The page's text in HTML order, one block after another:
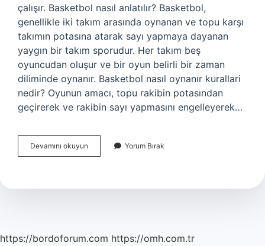
çalışır. Basketbol nasıl anlatılır? Basketbol, ​​
genellikle iki takım arasında oynanan ve topu karşı
takımın potasına atarak sayı yapmaya dayanan
yaygın bir takım sporudur. Her takım beş
oyuncudan oluşur ve bir oyun belirli bir zaman
diliminde oynanır. Basketbol nasıl oynanır kurallari
nedir? Oyunun amacı, topu rakibin potasından
geçirerek ve rakibin sayı yapmasını engelleyerek…
Devamını okuyun Basketbol
Nedir
Yorum Bırak
https://bordoforum.com https://omh.com.tr